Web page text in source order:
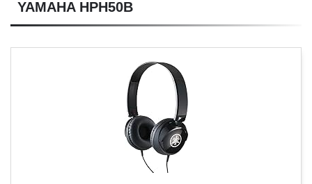
YAMAHA HPH50B